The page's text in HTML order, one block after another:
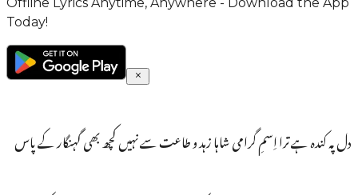
Today!
دل پہ کندہ ہے ترا اِسمِ گرامی شاہا زہد و طاعت سے نہیں کچھ بھی گہنگار کے پاس